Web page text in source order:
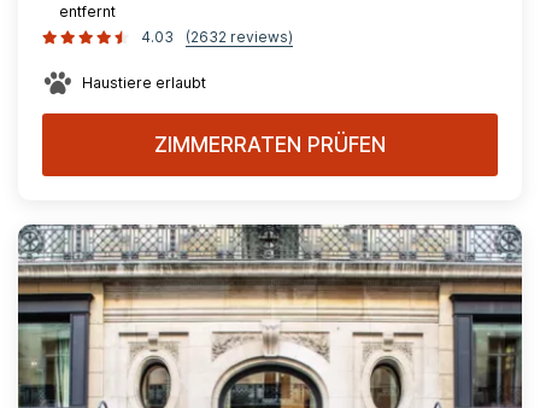
entfernt
4.03
(2632 reviews)
Haustiere erlaubt
ZIMMERRATEN PRÜFEN